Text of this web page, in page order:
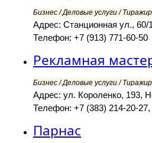
Бизнес / Деловые услуги /
Адрес: Станционная ул., 60/
Телефон: +7 (913) 771-60-50
Рекламная
Бизнес / Деловые услуги /
Адрес: ул. Короленко, 193,
Телефон: +7 (383) 214-20-27,
Парнас